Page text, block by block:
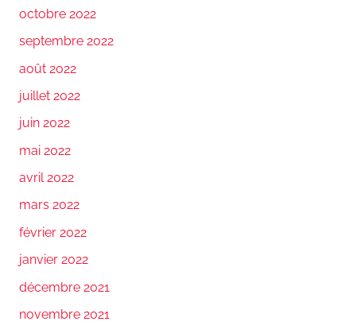
octobre 2022
septembre 2022
août 2022
juillet 2022
juin 2022
mai 2022
avril 2022
mars 2022
février 2022
janvier 2022
décembre 2021
novembre 2021